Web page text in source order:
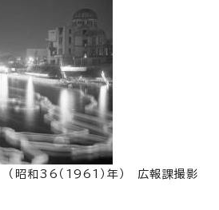
昭和36（1961）年） 広報課撮影